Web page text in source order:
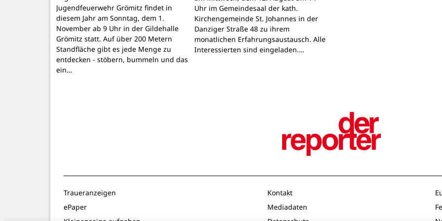
Jugendfeuerwehr Grömitz findet in
diesem Jahr am Sonntag, dem 1.
November ab 9 Uhr in der Gildehalle
Grömitz statt. Auf über 200 Metern
Standfläche gibt es jede Menge zu
entdecken - stöbern, bummeln und das
ein…
Uhr im Gemeindesaal der kath.
Kirchengemeinde St. Johannes in der
Danziger Straße 48 zu ihrem
monatlichen Erfahrungsaustausch. Alle
Interessierten sind eingeladen.…
Traueranzeigen
ePaper
Kontakt
Mediadaten